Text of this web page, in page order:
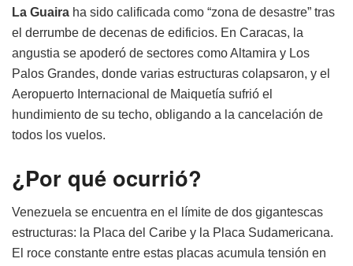
La Guaira ha sido calificada como “zona de desastre” tras
el derrumbe de decenas de edificios. En Caracas, la
angustia se apoderó de sectores como Altamira y Los
Palos Grandes, donde varias estructuras colapsaron, y el
Aeropuerto Internacional de Maiquetía sufrió el
hundimiento de su techo, obligando a la cancelación de
todos los vuelos.
¿Por qué ocurrió?
Venezuela se encuentra en el límite de dos gigantescas
estructuras: la Placa del Caribe y la Placa Sudamericana.
El roce constante entre estas placas acumula tensión en